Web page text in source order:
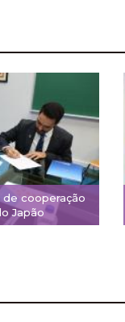
de cooperação
Japão